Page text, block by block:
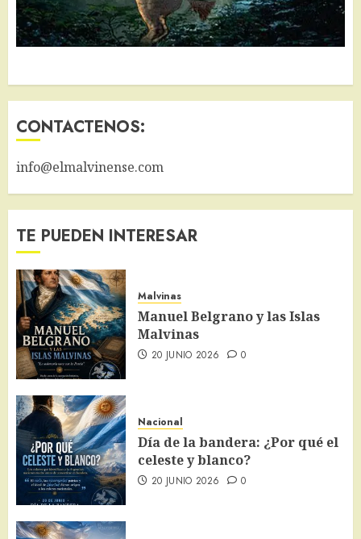
CONTACTENOS:
info@elmalvinense.com
TE PUEDEN INTERESAR
Malvinas
Manuel Belgrano y las Islas
Malvinas
20 JUNIO 2026 0
Nacional
Día de la bandera: ¿Por qué el
celeste y blanco?
20 JUNIO 2026 0